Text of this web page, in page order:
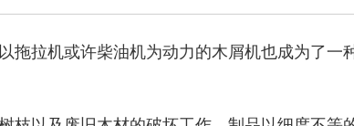
拉机或许柴油机为动力的木屑机也成为了一
大型铡草机 木屑粉碎机